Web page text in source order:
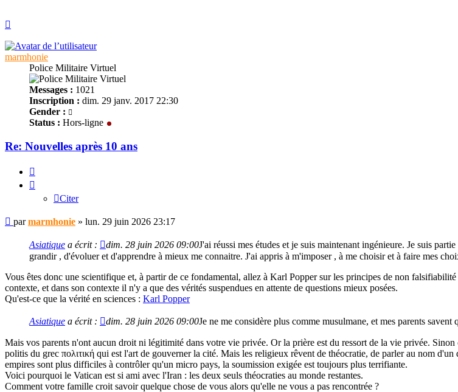
marmhonie
Police Militaire Virtuel
Messages : 1021
Inscription : dim. 29 janv. 2017 22:30
Gender :
Status : Hors-ligne
Re: Nouvelles après 10 ans
Citer
Message
non
parmarmhonie » lun. 29 juin 2026 23:17
Asiatique a écrit : dim. 28 juin 2026 09:00J'ai réussi mes études et je suis maintenant ingénieure. Je suis
grandir , d'évoluer et d'apprendre à mieux me connaitre. J'ai appris à m'imposer , à me choisir et à faire mes
Vous êtes donc une scientifique et, à partir de ce fondamental, allez à Karl Popper sur les principes de non
contexte, et dans son contexte il n'y a que des vérités suspendues en attente de questions mieux posées.
Qu'est-ce que la vérité en sciences : Karl Popper
Asiatique a écrit : dim. 28 juin 2026 09:00Je ne me considère plus comme musulmane, et mes parents
Mais vos parents n'ont aucun droit ni légitimité dans votre vie privée. Or la prière est du ressort de la vie privée.
politis du grec πολιτική qui est l'art de gouverner la cité. Mais les religieux rêvent de théocratie, de parler au nom
empires sont plus difficiles à contrôler qu'un micro pays, la soumission exigée est toujours plus terrifiante.
Voici pourquoi le Vatican est si ami avec l'Iran : les deux seuls théocraties au monde restantes.
Comment votre famille croit savoir quelque chose de vous alors qu'elle ne vous a pas rencontrée ?